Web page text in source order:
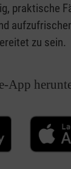
praktische
zu sein.
App